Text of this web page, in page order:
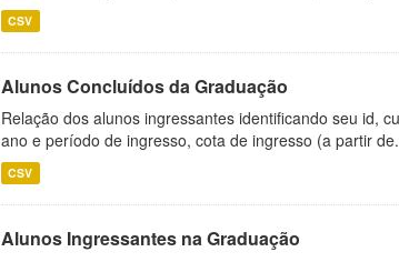
CSV
Alunos Concluídos da Graduação
Relação dos alunos ingressantes identificando seu id,
ano e período de ingresso, cota de ingresso (a partir
CSV
Alunos Ingressantes na Graduação